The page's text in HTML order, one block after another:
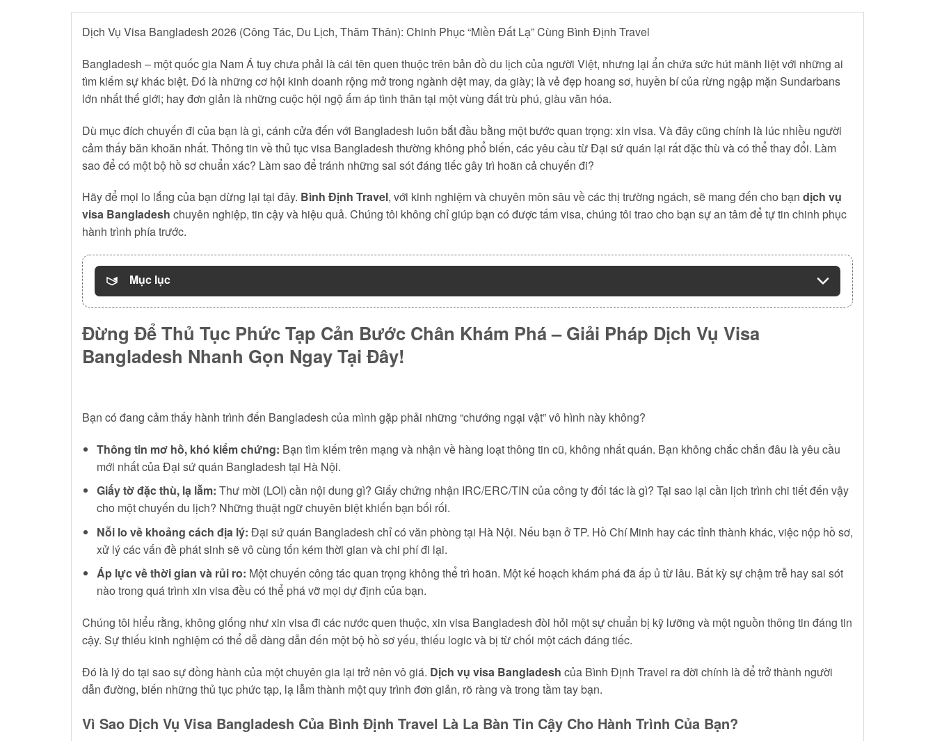
Dịch Vụ Visa Bangladesh 2026 (Công Tác, Du Lịch, Thăm Thân): Chinh Phục “Miền Đất Lạ” Cùng Bình Định Travel
Bangladesh – một quốc gia Nam Á tuy chưa phải là cái tên quen thuộc trên bản đồ du lịch của người Việt, nhưng lại ẩn chứa sức hút mãnh liệt với những ai
tìm kiếm sự khác biệt. Đó là những cơ hội kinh doanh rộng mở trong ngành dệt may, da giày; là vẻ đẹp hoang sơ, huyền bí của rừng ngập mặn Sundarbans
lớn nhất thế giới; hay đơn giản là những cuộc hội ngộ ấm áp tình thân tại một vùng đất trù phú, giàu văn hóa.
Dù mục đích chuyến đi của bạn là gì, cánh cửa đến với Bangladesh luôn bắt đầu bằng một bước quan trọng: xin visa. Và đây cũng chính là lúc nhiều người
cảm thấy băn khoăn nhất. Thông tin về thủ tục visa Bangladesh thường không phổ biến, các yêu cầu từ Đại sứ quán lại rất đặc thù và có thể thay đổi. Làm
sao để có một bộ hồ sơ chuẩn xác? Làm sao để tránh những sai sót đáng tiếc gây trì hoãn cả chuyến đi?
Hãy để mọi lo lắng của bạn dừng lại tại đây. Bình Định Travel, với kinh nghiệm và chuyên môn sâu về các thị trường ngách, sẽ mang đến cho bạn dịch vụ
visa Bangladesh chuyên nghiệp, tin cậy và hiệu quả. Chúng tôi không chỉ giúp bạn có được tấm visa, chúng tôi trao cho bạn sự an tâm để tự tin chinh phục
hành trình phía trước.
Mục lục
Đừng Để Thủ Tục Phức Tạp Cản Bước Chân Khám Phá – Giải Pháp Dịch Vụ Visa
Bangladesh Nhanh Gọn Ngay Tại Đây!
Bạn có đang cảm thấy hành trình đến Bangladesh của mình gặp phải những “chướng ngại vật” vô hình này không?
Thông tin mơ hồ, khó kiểm chứng: Bạn tìm kiếm trên mạng và nhận về hàng loạt thông tin cũ, không nhất quán. Bạn không chắc chắn đâu là yêu cầu
mới nhất của Đại sứ quán Bangladesh tại Hà Nội.
Giấy tờ đặc thù, lạ lẫm: Thư mời (LOI) cần nội dung gì? Giấy chứng nhận IRC/ERC/TIN của công ty đối tác là gì? Tại sao lại cần lịch trình chi tiết đến vậy
cho một chuyến du lịch? Những thuật ngữ chuyên biệt khiến bạn bối rối.
Nỗi lo về khoảng cách địa lý: Đại sứ quán Bangladesh chỉ có văn phòng tại Hà Nội. Nếu bạn ở TP. Hồ Chí Minh hay các tỉnh thành khác, việc nộp hồ sơ,
xử lý các vấn đề phát sinh sẽ vô cùng tốn kém thời gian và chi phí đi lại.
Áp lực về thời gian và rủi ro: Một chuyến công tác quan trọng không thể trì hoãn. Một kế hoạch khám phá đã ấp ủ từ lâu. Bất kỳ sự chậm trễ hay sai sót
nào trong quá trình xin visa đều có thể phá vỡ mọi dự định của bạn.
Chúng tôi hiểu rằng, không giống như xin visa đi các nước quen thuộc, xin visa Bangladesh đòi hỏi một sự chuẩn bị kỹ lưỡng và một nguồn thông tin đáng tin
cậy. Sự thiếu kinh nghiệm có thể dễ dàng dẫn đến một bộ hồ sơ yếu, thiếu logic và bị từ chối một cách đáng tiếc.
Đó là lý do tại sao sự đồng hành của một chuyên gia lại trở nên vô giá. Dịch vụ visa Bangladesh của Bình Định Travel ra đời chính là để trở thành người
dẫn đường, biến những thủ tục phức tạp, lạ lẫm thành một quy trình đơn giản, rõ ràng và trong tầm tay bạn.
Vì Sao Dịch Vụ Visa Bangladesh Của Bình Định Travel Là La Bàn Tin Cậy Cho Hành Trình Của Bạn?